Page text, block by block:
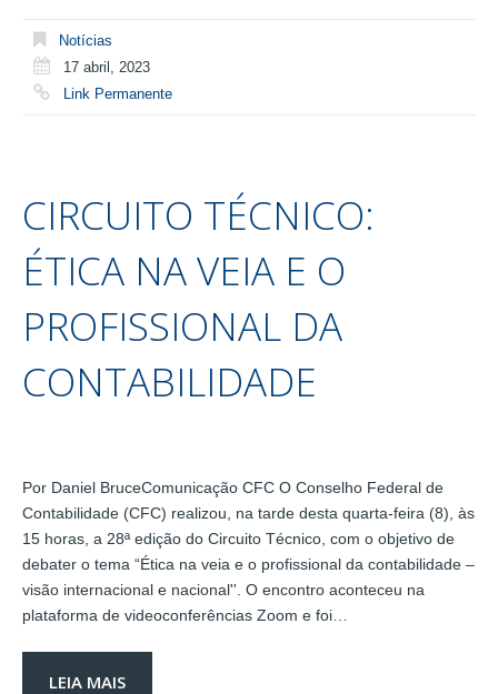
Notícias
17 abril, 2023
Link Permanente
CIRCUITO TÉCNICO:
ÉTICA NA VEIA E O
PROFISSIONAL DA
CONTABILIDADE
Por Daniel BruceComunicação CFC O Conselho Federal de
Contabilidade (CFC) realizou, na tarde desta quarta-feira (8), às
15 horas, a 28ª edição do Circuito Técnico, com o objetivo de
debater o tema “Ética na veia e o profissional da contabilidade –
visão internacional e nacional''. O encontro aconteceu na
plataforma de videoconferências Zoom e foi…
LEIA MAIS